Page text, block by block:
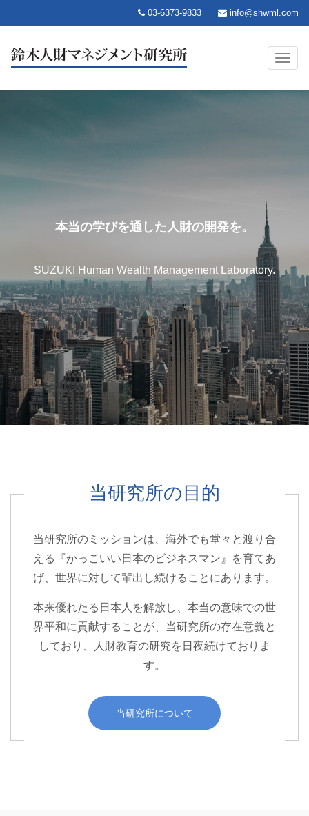
03-6373-9833 info@shwml.com
本当の学びを通した人財の開発を。
SUZUKI Human Wealth Management Laboratory.
当研究所の目的
当研究所のミッションは、海外でも堂々と渡り合
える『かっこいい日本のビジネスマン』を育てあ
げ、 世界に対して輩出し続けることにあります。
本来優れたる日本人を解放し、本当の意味での世
界平和に貢献することが、当研究所の存在意義と
しており、人財教育の研究を日夜続けておりま
す。
当研究所について